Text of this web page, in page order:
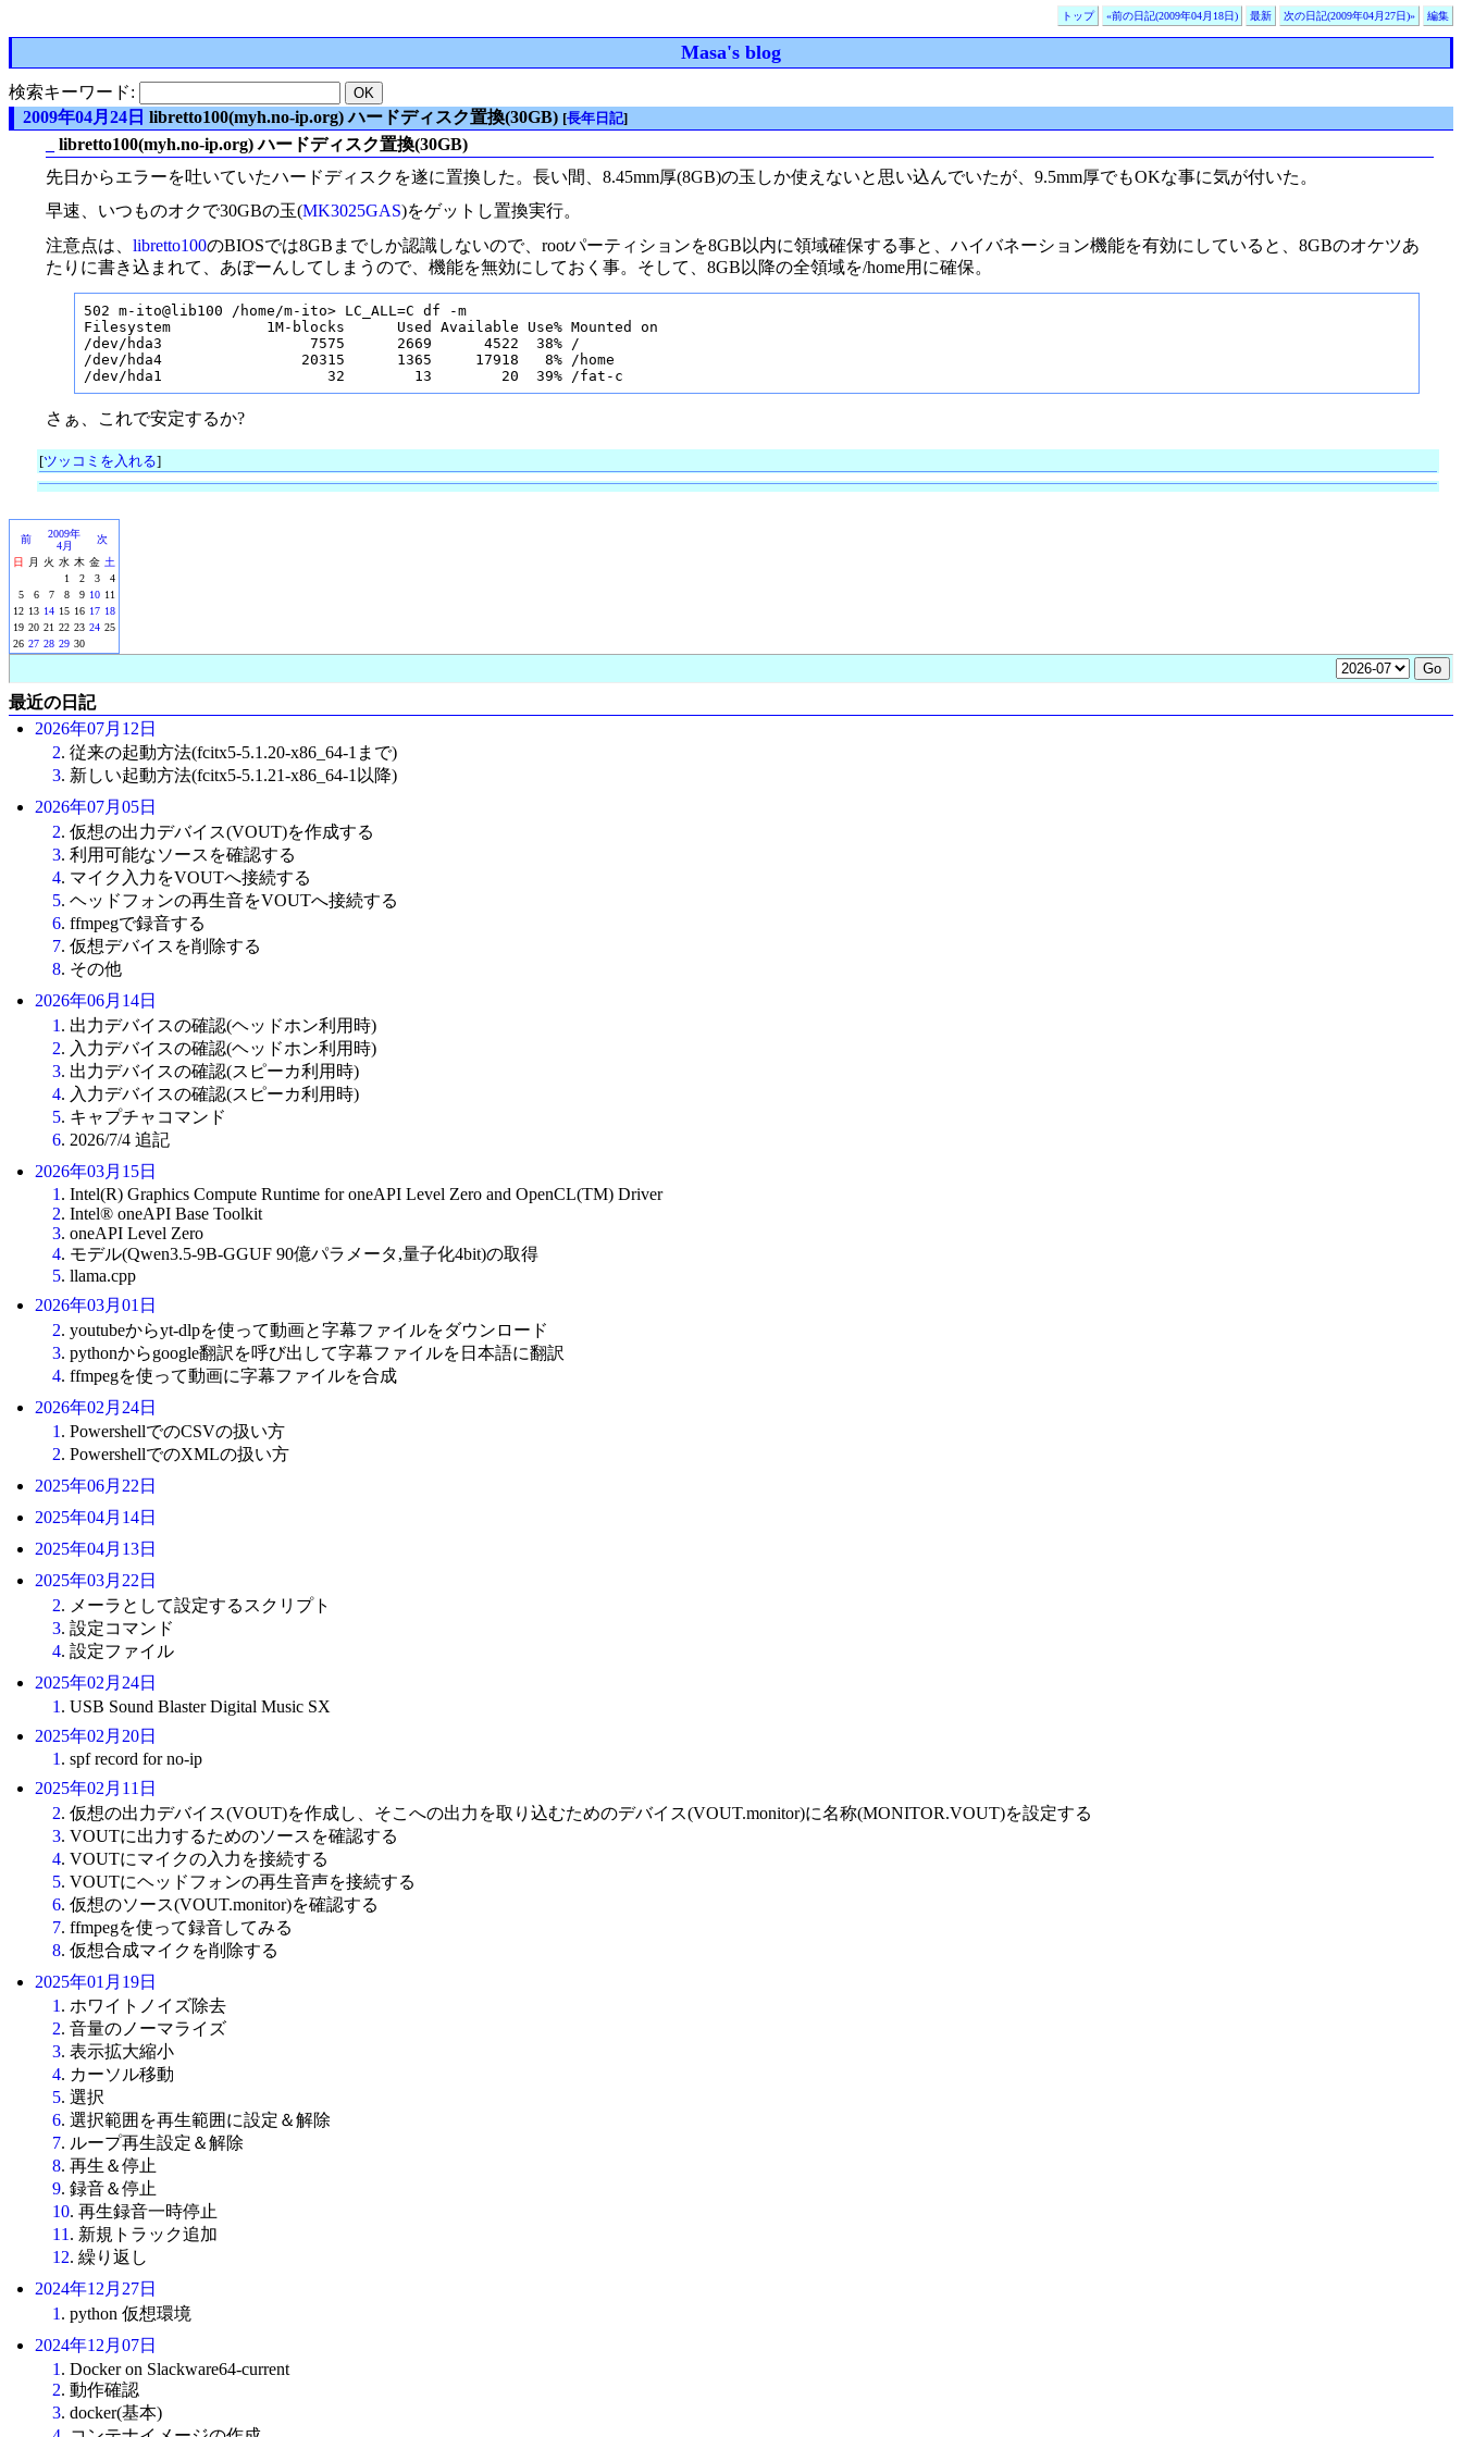
トップ «前の日記(2009年04月18日) 最新 次の日記(2009年04月27日)» 編集
Masa's blog
検索キーワード:
2009年04月24日 libretto100(myh.no-ip.org) ハードディスク置換(30GB) [長年日記]
libretto100(myh.no-ip.org) ハードディスク置換(30GB)
先日からエラーを吐いていたハードディスクを遂に置換した。長い間、8.45mm厚(8GB)の玉しか使えないと思い込んでいたが、9.5mm厚でもOKな事に気が付いた。
早速、いつものオクで30GBの玉(MK3025GAS)をゲットし置換実行。
注意点は、 libretto100のBIOSでは8GBまでしか認識しないので、rootパーティションを8GB以内に領域確保する事と、ハイバネーション機能を有効にしていると、8GBのオケツあ
たりに書き込まれて、あぼーんしてしまうので、機能を無効にしておく事。そして、8GB以降の全領域を/home用に確保。
502 m-ito@lib100 /home/m-ito> LC_ALL=C df -m
Filesystem           1M-blocks      Used Available Use% Mounted on
/dev/hda3                 7575      2669      4522  38% /
/dev/hda4                20315      1365     17918   8% /home
/dev/hda1                   32        13        20  39% /fat-c
さぁ、これで安定するか?
[ツッコミを入れる]
前
2009年
4月
次
日
月 火 水 木 金 土
1
2 3
4
5
6 7 8 9 10 11
12 13 14 15 16 17 18
19 20 21 22 23 24 25
26 27 28 29 30
最近の日記
2026年07月12日
2. 従来の起動方法(fcitx5-5.1.20-x86_64-1まで)
3. 新しい起動方法(fcitx5-5.1.21-x86_64-1以降)
2026年07月05日
2. 仮想の出力デバイス(VOUT)を作成する
3. 利用可能なソースを確認する
4. マイク入力をVOUTへ接続する
5. ヘッドフォンの再生音をVOUTへ接続する
6. ffmpegで録音する
7. 仮想デバイスを削除する
8. その他
2026年06月14日
1 . 出力デバイスの確認(ヘッドホン利用時)
2. 入力デバイスの確認(ヘッドホン利用時)
3. 出力デバイスの確認(スピーカ利用時)
4. 入力デバイスの確認(スピーカ利用時)
5. キャプチャコマンド
6. 2026/7/4 追記
2026年03月15日
1 . Intel(R) Graphics Compute Runtime for oneAPI Level Zero and OpenCL(TM) Driver
2. Intel® oneAPI Base Toolkit
3. oneAPI Level Zero
4. モデル(Qwen3.5-9B-GGUF 90億パラメータ,量子化4bit)の取得
5. llama.cpp
2026年03月01日
2. youtubeからyt-dlpを使って動画と字幕ファイルをダウンロード
3. pythonからgoogle翻訳を呼び出して字幕ファイルを日本語に翻訳
4. ffmpegを使って動画に字幕ファイルを合成
2026年02月24日
1 . PowershellでのCSVの扱い方
2. PowershellでのXMLの扱い方
2025年06月22日
2025年04月14日
2025年04月13日
2025年03月22日
2. メーラとして設定するスクリプト
3. 設定コマンド
4. 設定ファイル
2025年02月24日
1 . USB Sound Blaster Digital Music SX
2025年02月20日
1 . spf record for no-ip
2025年02月11日
2. 仮想の出力デバイス(VOUT)を作成し、そこへの出力を取り込むためのデバイス(VOUT.monitor)に名称(MONITOR.VOUT)を設定する
3. VOUTに出力するためのソースを確認する
4. VOUTにマイクの入力を接続する
5. VOUTにヘッドフォンの再生音声を接続する
6. 仮想のソース(VOUT.monitor)を確認する
7. ffmpegを使って録音してみる
8. 仮想合成マイクを削除する
2025年01月19日
1 . ホワイトノイズ除去
2. 音量のノーマライズ
3. 表示拡大縮小
4. カーソル移動
5. 選択
6. 選択範囲を再生範囲に設定＆解除
7. ループ再生設定＆解除
8. 再生＆停止
9. 録音＆停止
10. 再生録音一時停止
11 . 新規トラック追加
12. 繰り返し
2024年12月27日
1 . python 仮想環境
2024年12月07日
1 . Docker on Slackware64-current
2. 動作確認
3. docker(基本)